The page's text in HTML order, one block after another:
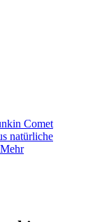
Comet
natürliche
Mehr